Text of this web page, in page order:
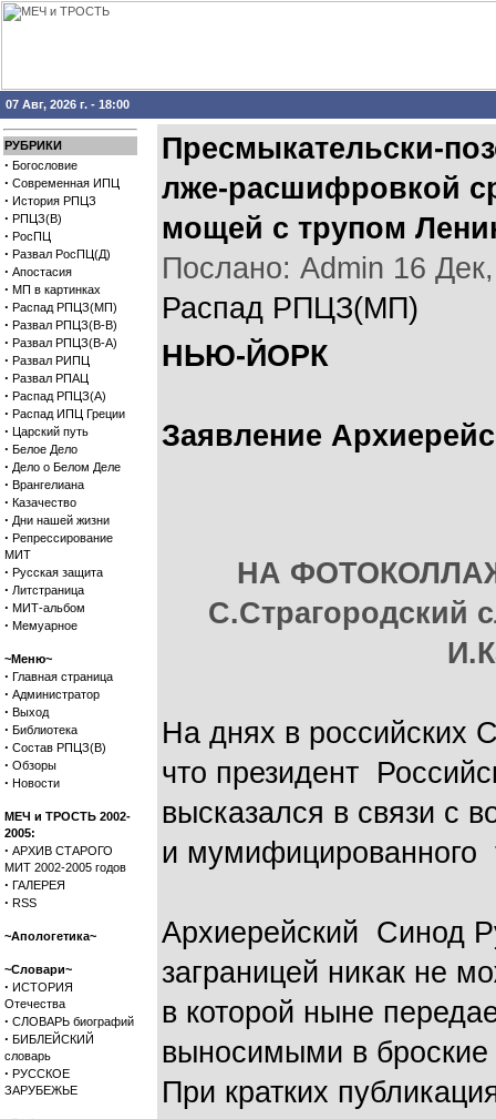
07 Авг, 2026 г. - 18:00
РУБРИКИ
· Богословие
· Современная ИПЦ
· История РПЦЗ
· РПЦЗ(В)
· РосПЦ
· Развал РосПЦ(Д)
· Апостасия
· МП в картинках
· Распад РПЦЗ(МП)
· Развал РПЦЗ(В-В)
· Развал РПЦЗ(В-А)
· Развал РИПЦ
· Развал РПАЦ
· Распад РПЦЗ(А)
· Распад ИПЦ Греции
· Царский путь
· Белое Дело
· Дело о Белом Деле
· Врангелиана
· Казачество
· Дни нашей жизни
· Репрессирование
МИТ
· Русская защита
· Литстраница
· МИТ-альбом
· Мемуарное
~Меню~
· Главная страница
· Администратор
· Выход
· Библиотека
· Состав РПЦЗ(В)
· Обзоры
· Новости
МЕЧ и ТРОСТЬ 2002-
2005:
· АРХИВ СТАРОГО
МИТ 2002-2005 годов
· ГАЛЕРЕЯ
· RSS
~Апологетика~
~Словари~
· ИСТОРИЯ
Отечества
· СЛОВАРЬ биографий
· БИБЛЕЙСКИЙ
словарь
· РУССКОЕ
ЗАРУБЕЖЬЕ
Пресмыкательски-
лже-расшифровкой
мощей с трупом
Послано: Admin 16
Распад РПЦЗ(МП)
НЬЮ-ЙОРК
Заявление
НА
С.Страгородский
На днях в
что президент
высказался в связи с
и мумифицированного
Архиерейский Синод
заграницей никак не
в которой ныне
выносимыми в броские
При кратких